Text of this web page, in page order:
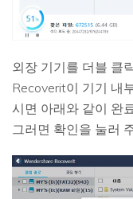
외장 기기를 더블 클
Recoverit이 기기 내
시면 아래와 같이 완
그러면 확인을 눌러